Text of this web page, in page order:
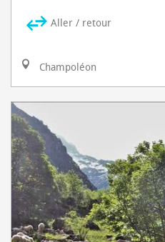
Aller / retour
Champoléon